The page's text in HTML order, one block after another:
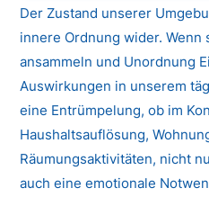
Der Zustand unserer
innere Ordnung wider. Wenn
ansammeln und Unordnung
Auswirkungen in unserem
eine Entrümpelung, ob im
Haushaltsauflösung,
Räumungsaktivitäten, nicht
auch eine emotionale